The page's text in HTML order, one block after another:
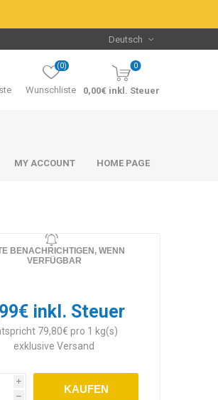
Wunschliste
(0) 0
0,00€ inkl. Steuer
MY ACCOUNT HOME PAGE
BENACHRICHTIGEN, WENN
VERFÜGBAR
inkl. Steuer
79,80€ pro 1 kg(s)
exklusiveVersand
i
h
KAUFEN